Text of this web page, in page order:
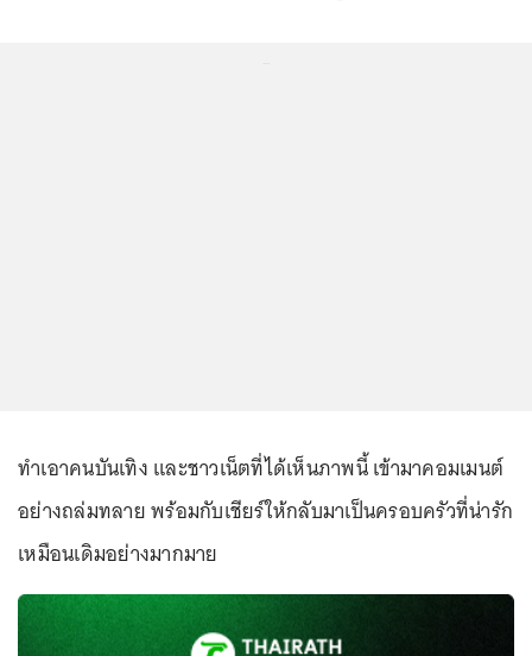
ทำเอาคนบันเทิง และชาวเน็ตที่ได้เห็นภาพนี้ เข้ามาคอมเมนต์
อย่างถล่มทลาย พร้อมกับเชียร์ให้กลับมาเป็นครอบครัวที่น่ารัก
เหมือนเดิมอย่างมากมาย